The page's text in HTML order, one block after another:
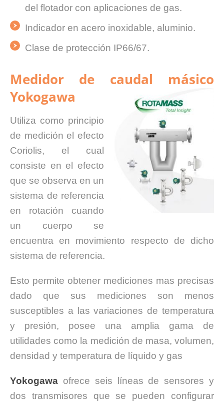
del flotador con aplicaciones de gas.
Indicador en acero inoxidable, aluminio.
Clase de protección IP66/67.
Medidor de caudal másico
Yokogawa
Utiliza como principio
de medición el efecto
Coriolis, el cual
consiste en el efecto
que se observa en un
sistema de referencia
en rotación cuando
un cuerpo se
encuentra en movimiento respecto de dicho
sistema de referencia.
Esto permite obtener mediciones mas precisas
dado que sus mediciones son menos
susceptibles a las variaciones de temperatura
y presión, posee una amplia gama de
utilidades como la medición de masa, volumen,
densidad y temperatura de líquido y gas
Yokogawa ofrece seis líneas de sensores y
dos transmisores que se pueden configurar